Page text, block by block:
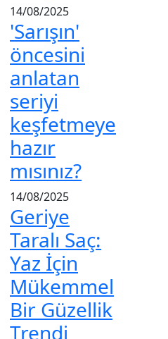
14/08/2025
'Sarışın'
öncesini
anlatan
seriyi
keşfetmeye
hazır
mısınız?
14/08/2025
Geriye
Taralı Saç:
Yaz İçin
Mükemmel
Bir Güzellik
Trendi